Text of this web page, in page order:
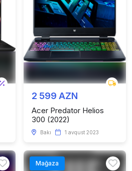
2 599 AZN
Acer Predator Helios
300 (2022)
Bakı 1 avqust 2023
Mağaza